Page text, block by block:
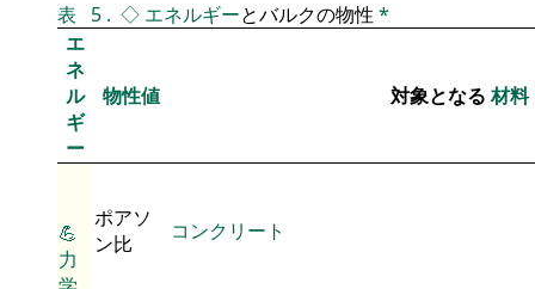
表 5 . ◇ エネルギーとバルクの物性*
エ
ネ
ル
ギ
ー
物性値 対象となる材料
💪
力
ポアソ
ン比
コンクリート